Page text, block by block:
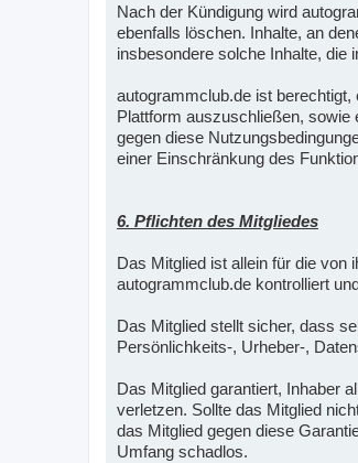
Nach der Kündigung wird
ebenfalls löschen. Inhalte, an
insbesondere solche Inhalte, die
autogrammclub.de ist
Plattform auszuschließen, sowie
gegen diese
einer Einschränkung des
6. Pflichten des Mitgliedes
Das Mitglied ist allein für die von
autogrammclub.de kontrolliert
Das Mitglied stellt sicher, dass
Persönlichkeits-, Urheber-,
Das Mitglied garantiert, Inhaber
verletzen. Sollte das Mitglied
das Mitglied gegen diese
Umfang schadlos.